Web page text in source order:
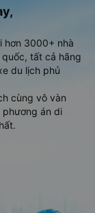
hơn 3000+ nhà
tất cả hãng
du lịch phủ
cùng vô vàn
phương án di